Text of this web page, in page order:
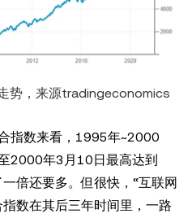
势，来源tradingeconomics
指数来看，1995年~2000
2000年3月10日最高达到
倍还要多。但很快，“互联网
数在其后三年时间里，一路